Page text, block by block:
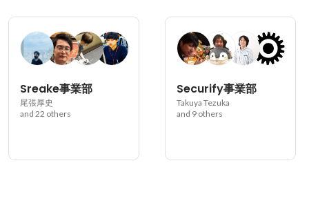
Sreake事業部
尾張厚史
and 22 others
Securify事業部
Takuya Tezuka
and 9 others